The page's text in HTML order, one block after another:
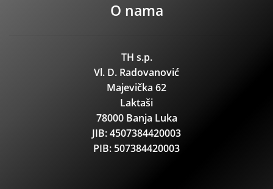
O nama
TH s.p.
Vl. D. Radovanović
Majevička 62
Laktaši
78000 Banja Luka
JIB: 4507384420003
PIB: 507384420003